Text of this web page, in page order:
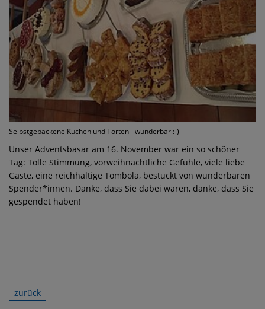
Unser Adventsbasar am 16. November war ein so schöner
Tag: Tolle Stimmung, vorweihnachtliche Gefühle, viele liebe
Gäste, eine reichhaltige Tombola, bestückt von wunderbaren
Spender*innen. Danke, dass Sie dabei waren, danke, dass Sie
gespendet haben!
zurück
Selbstgebackene Kuchen und Torten - wunderbar :-)